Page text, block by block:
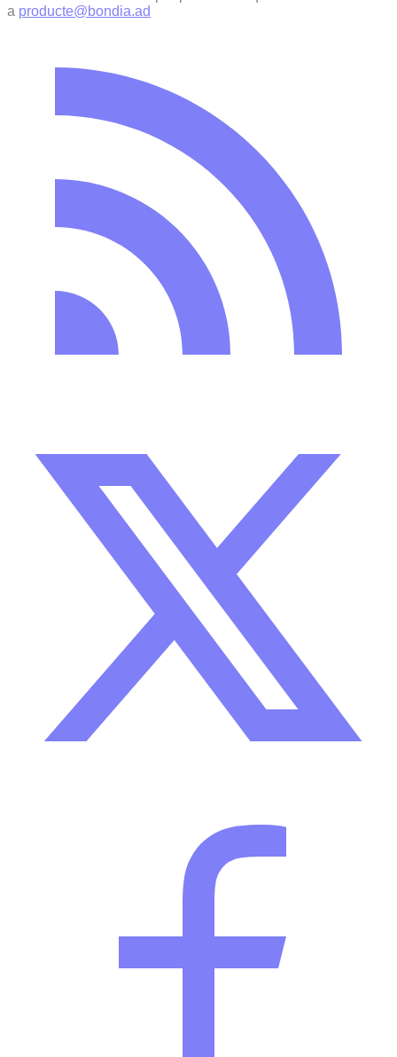
a producte@bondia.ad